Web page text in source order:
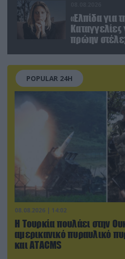
«Ελπίδα για
πρώην
POPULAR 24H
08.08.2026 | 14:02
Η Τουρκία πουλάει στην
αμερικανικό πυραυλικό
και ΑΤΑCMS